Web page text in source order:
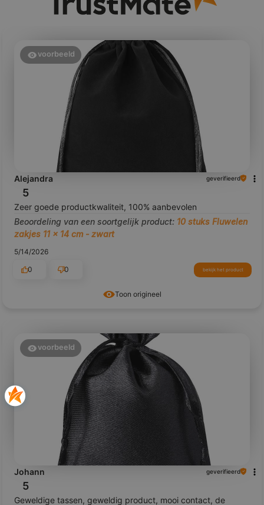
Toon origineel
voorbeeld
Alejandra geverifieerd
5
Zeer goede productkwaliteit, 100% aanbevolen
Beoordeling van een soortgelijk product: 10 stuks Fluwelen
zakjes 11 x 14 cm - zwart
5/14/2026
0
0 bekijk het product
voorbeeld
Johann geverifieerd
5
Geweldige tassen, geweldig product, mooi contact, de